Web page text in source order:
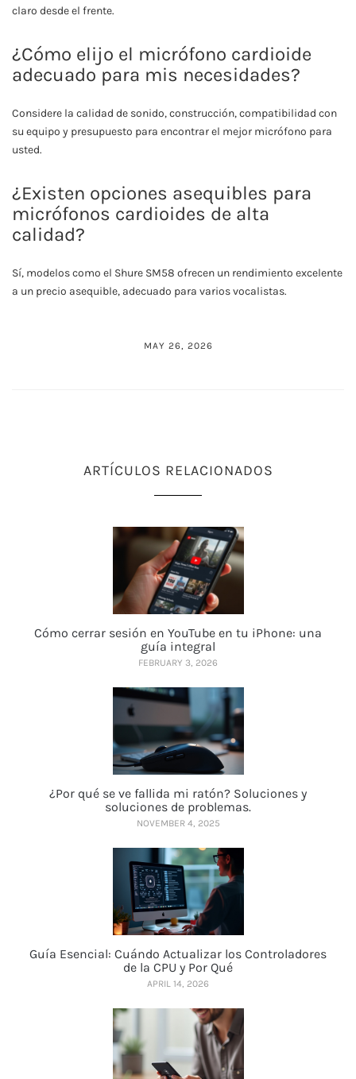
claro desde el frente.
¿Cómo elijo el micrófono cardioide
adecuado para mis necesidades?
Considere la calidad de sonido, construcción, compatibilidad con
su equipo y presupuesto para encontrar el mejor micrófono para
usted.
¿Existen opciones asequibles para
micrófonos cardioides de alta
calidad?
Sí, modelos como el Shure SM58 ofrecen un rendimiento excelente
a un precio asequible, adecuado para varios vocalistas.
MAY 26, 2026
ARTÍCULOS RELACIONADOS
Cómo cerrar sesión en YouTube en tu iPhone: una
guía integral
FEBRUARY 3, 2026
¿Por qué se ve fallida mi ratón? Soluciones y
soluciones de problemas.
NOVEMBER 4, 2025
Guía Esencial: Cuándo Actualizar los Controladores
de la CPU y Por Qué
APRIL 14, 2026